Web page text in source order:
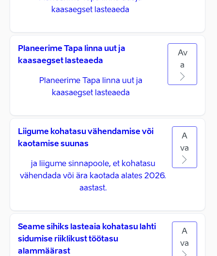
kaasaegset lasteaeda
Planeerime Tapa linna uut ja
kaasaegset lasteaeda
Planeerime Tapa linna uut ja
kaasaegset lasteaeda
Av
a
Liigume kohatasu vähendamise või
kaotamise suunas
ja liigume sinnapoole, et kohatasu
vähendada või ära kaotada alates 2026.
aastast.
A
va
Seame sihiks lasteaia kohatasu lahti
sidumise riiklikust töötasu
alammäärast
A
va